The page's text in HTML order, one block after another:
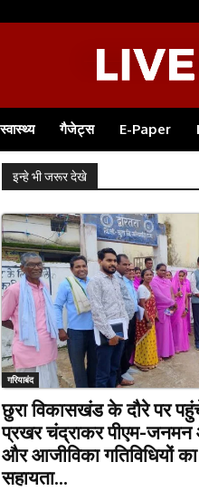
स्वास्थ्य गैजेट्स E-Paper
इन्हे भी जरूर देखे
गरियाबंद
छुरा विकासखंड के दौरे पर
प्रखर चंद्राकर पीएम-जनमन
और आजीविका गतिविधियों का
सहायता...